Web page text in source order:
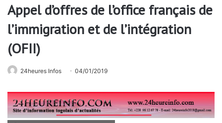
Appel d’offres de l’office français de
l’immigration et de l’intégration
(OFII)
24heures Infos 04/01/2019